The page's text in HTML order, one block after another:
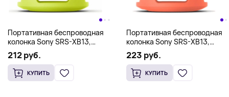
Портативная беспроводная
колонка Sony SRS-XB13,
желтый
212 руб.
КУПИТЬ
Портативная беспроводная
колонка Sony SRS-XB13,
оранжевый
223 руб.
КУПИТЬ